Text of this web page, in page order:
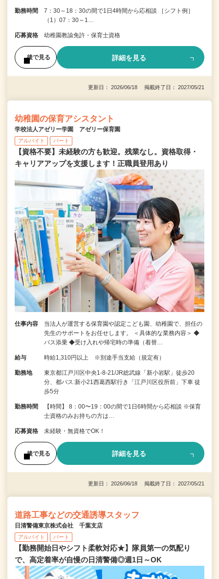
勤務時間
7：30～18：30の間で1日4時間から応相談 ［シフト例］
（1）07：30～1…
応募資格 幼稚園教諭免許・保育士資格
後で見る 詳細を見る
更新日： 2026/06/18 掲載終了日： 2027/05/21
幼稚園の保育アシスタント
学校法人アゼリー学園 アゼリー保育園
アルバイト パート
【資格不要】未経験の方も歓迎。残業なし。資格取得・
キャリアアップを支援します！正職員登用あり
仕事内容
当法人が運営する保育園や認定こども園、幼稚園で、担任の
先生のサポートをお任せします。 ＜具体的な業務内容＞ ◆
バス添乗 ◆受け入れや帰宅時の準備（着替…
給与 時給1,310円以上 ※別途手当支給（規定有）
勤務地
東京都江戸川区中央1-8-21/JR総武線「新小岩駅」徒歩20
分、都バス:新小21西葛西駅行き「江戸川区役所前」下車 徒
歩5分
勤務時間
【時間】 8：00〜19：00の間で1日6時間から応相談 ※保育
士資格のみお持ちの方は…
応募資格 未経験・無資格でOK！
後で見る 詳細を見る
更新日： 2026/06/18 掲載終了日： 2027/05/21
道路工事などの交通誘導スタッフ
日清警備東京株式会社 千葉支店
アルバイト パート
【勤務開始日やシフト柔軟対応★】隊員第一の気配り
で、高定着率が自慢の日清警備◎週1日～OK